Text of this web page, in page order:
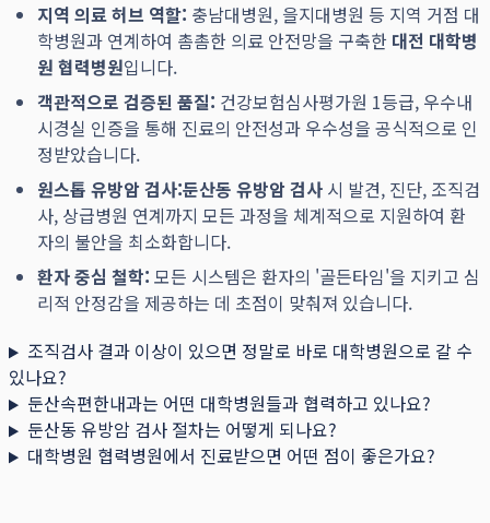
지역 의료 허브 역할: 충남대병원, 을지대병원 등 지역 거점 대
학병원과 연계하여 촘촘한 의료 안전망을 구축한 대전 대학병
원 협력병원입니다.
객관적으로 검증된 품질: 건강보험심사평가원 1등급, 우수내
시경실 인증을 통해 진료의 안전성과 우수성을 공식적으로 인
정받았습니다.
원스톱 유방암 검사:둔산동 유방암 검사 시 발견, 진단, 조직검
사, 상급병원 연계까지 모든 과정을 체계적으로 지원하여 환
자의 불안을 최소화합니다.
환자 중심 철학: 모든 시스템은 환자의 '골든타임'을 지키고 심
리적 안정감을 제공하는 데 초점이 맞춰져 있습니다.
조직검사 결과 이상이 있으면 정말로 바로 대학병원으로 갈 수
있나요?
둔산속편한내과는 어떤 대학병원들과 협력하고 있나요?
둔산동 유방암 검사 절차는 어떻게 되나요?
대학병원 협력병원에서 진료받으면 어떤 점이 좋은가요?